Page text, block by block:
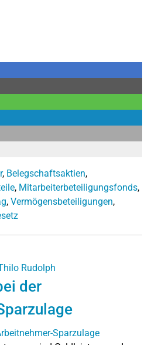
, Belegschaftsaktien,
, Mitarbeiterbeteiligungsfonds,
, Vermögensbeteiligungen,
Rudolph
der